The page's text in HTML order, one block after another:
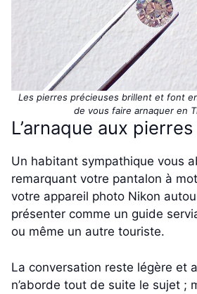
Les pierres précieuses brillent et font
de vous faire arnaquer en
L’arnaque aux
Un habitant sympathique vous
remarquant votre pantalon à
votre appareil photo Nikon
présenter comme un guide
ou même un autre touriste.
La conversation reste légère et
n’aborde tout de suite le sujet ;